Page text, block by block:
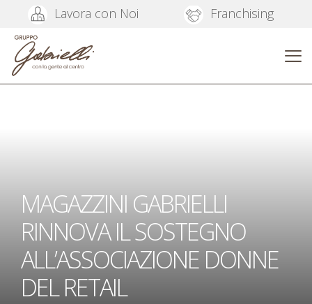
Lavora con Noi Franchising
MAGAZZINI GABRIELLI
RINNOVA IL SOSTEGNO
ALL’ASSOCIAZIONE DONNE
DEL RETAIL